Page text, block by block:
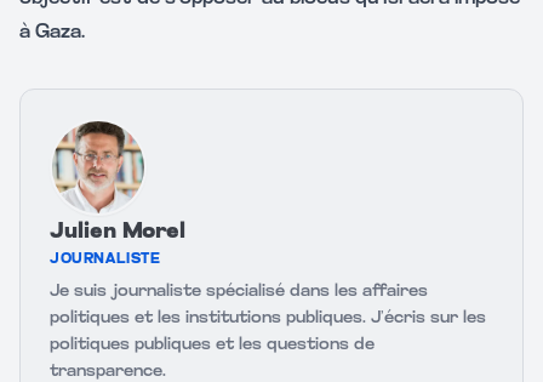
à Gaza.
Julien Morel
JOURNALISTE
Je suis journaliste spécialisé dans les affaires
politiques et les institutions publiques. J’écris sur les
politiques publiques et les questions de
transparence.